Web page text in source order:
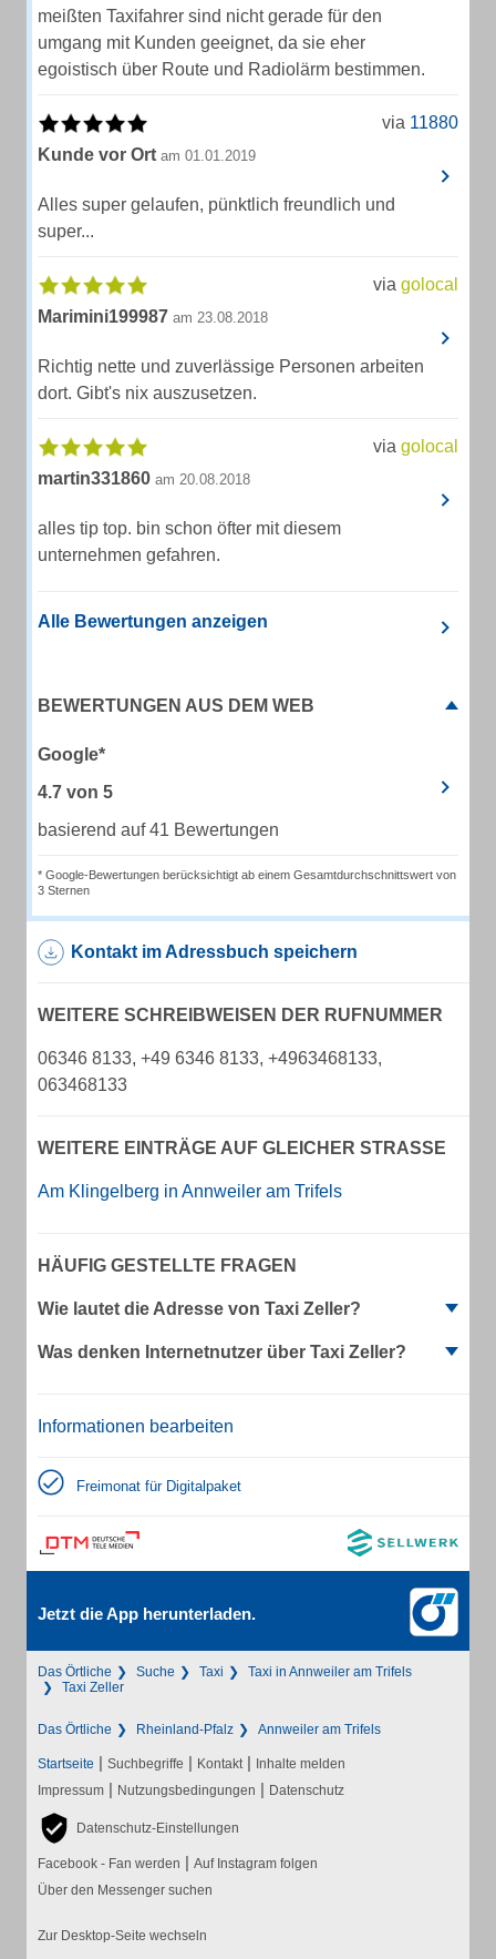
meißten Taxifahrer sind nicht gerade für den
umgang mit Kunden geeignet, da sie eher
egoistisch über Route und Radiolärm bestimmen.
via 11880
Kunde vor Ort am 01.01.2019
Alles super gelaufen, pünktlich freundlich und
super...
via golocal
Marimini199987 am 23.08.2018
Richtig nette und zuverlässige Personen arbeiten
dort. Gibt's nix auszusetzen.
via golocal
martin331860 am 20.08.2018
alles tip top. bin schon öfter mit diesem
unternehmen gefahren.
Alle Bewertungen anzeigen
BEWERTUNGEN AUS DEM WEB
Google*
4.7 von 5
basierend auf 41 Bewertungen
* Google-Bewertungen berücksichtigt ab einem Gesamtdurchschnittswert von
3 Sternen
Kontakt im Adressbuch speichern
WEITERE SCHREIBWEISEN DER RUFNUMMER
06346 8133, +49 6346 8133, +4963468133,
063468133
WEITERE EINTRÄGE AUF GLEICHER STRASSE
Am Klingelberg in Annweiler am Trifels
HÄUFIG GESTELLTE FRAGEN
Wie lautet die Adresse von Taxi Zeller?
Was denken Internetnutzer über Taxi Zeller?
Informationen bearbeiten
Freimonat für Digitalpaket
Jetzt die App herunterladen.
Das Örtliche Suche Taxi
Taxi in Annweiler am Trifels
Taxi Zeller
Das Örtliche Rheinland-Pfalz Annweiler am Trifels
Startseite | Suchbegriffe | Kontakt | Inhalte melden
Impressum | Nutzungsbedingungen | Datenschutz
Datenschutz-Einstellungen
Facebook - Fan werden | Auf Instagram folgen
Über den Messenger suchen
Zur Desktop-Seite wechseln